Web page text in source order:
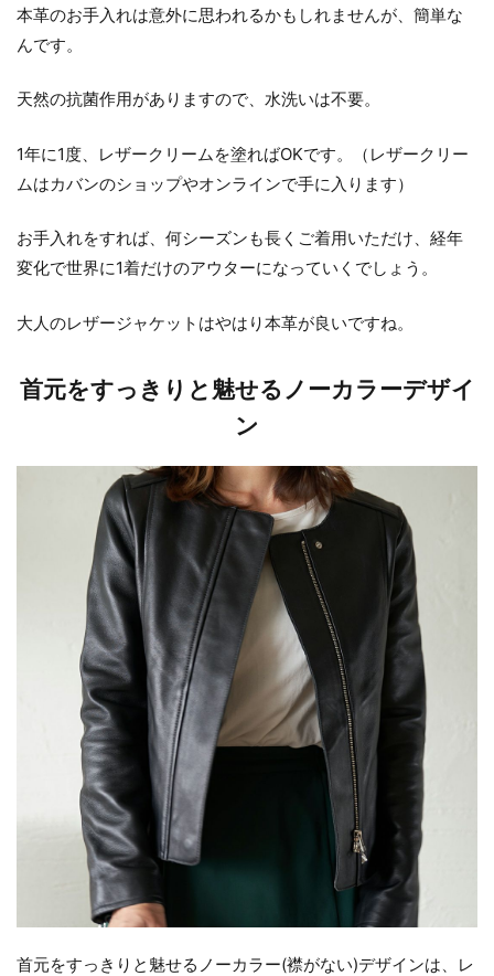
本革のお手入れは意外に思われるかもしれませんが、簡単な
んです。
天然の抗菌作用がありますので、水洗いは不要。
1年に1度、レザークリームを塗ればOKです。（レザークリー
ムはカバンのショップやオンラインで手に入ります）
お手入れをすれば、何シーズンも長くご着用いただけ、経年
変化で世界に1着だけのアウターになっていくでしょう。
大人のレザージャケットはやはり本革が良いですね。
首元をすっきりと魅せるノーカラーデザイ
ン
首元をすっきりと魅せるノーカラー(襟がない)デザインは、レ